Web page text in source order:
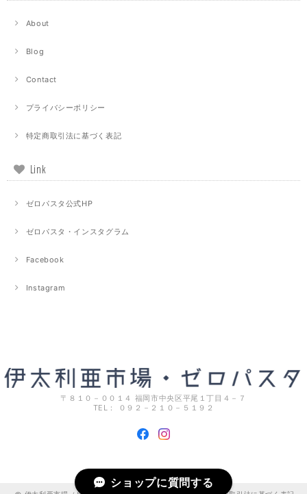
About
Blog
Contact
プライバシーポリシー
特定商取引法に基づく表記
Link
ゼロパスタ公式HP
ゼロパスタ・インスタグラム
Facebook
Instagram
〒８１０－００１４ 福岡市中央区平尾１丁目４－７
TEL： ０９２－２１０－５１９２
ショップに質問する